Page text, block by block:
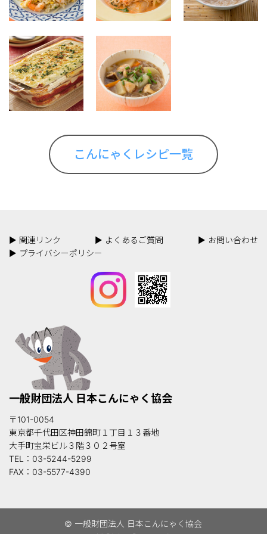
こんにゃくレシピ一覧
一般財団法人 日本こんにゃく協会
〒101-0054
東京都千代田区神田錦町１丁目１３番地
大手町宝栄ビル３階３０２号室
TEL：03-5244-5299
FAX：03-5577-4390
関連リンク よくあるご質問
お問い合わせ
プライバシーポリシー
© 一般財団法人 日本こんにゃく協会